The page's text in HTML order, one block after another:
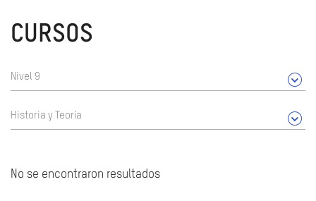
CURSOS
Nivel 9
Historia y Teoría
No se encontraron resultados